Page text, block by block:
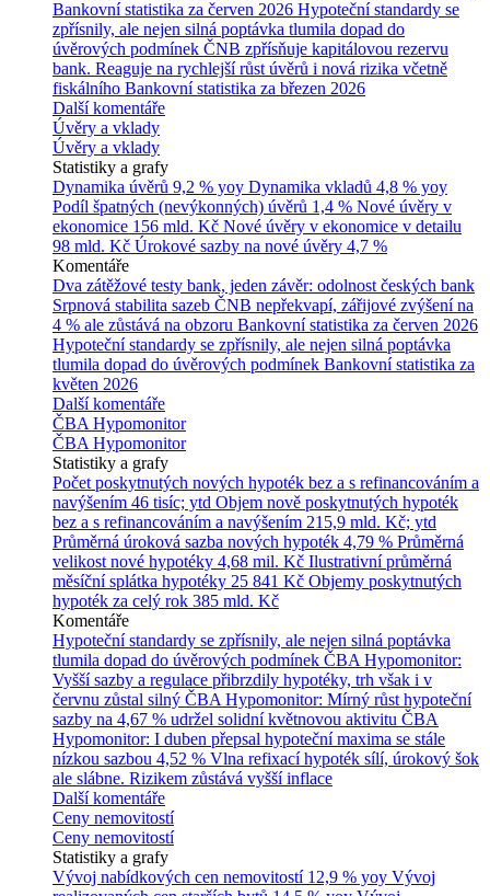
Bankovní statistika za červen 2026 Hypoteční standardy se
zpřísnily, ale nejen silná poptávka tlumila dopad do
úvěrových podmínek ČNB zpřísňuje kapitálovou rezervu
bank. Reaguje na rychlejší růst úvěrů i nová rizika včetně
fiskálního Bankovní statistika za březen 2026
Další komentáře
Úvěry a vklady
Úvěry a vklady
Statistiky a grafy
Dynamika úvěrů 9,2 % yoy Dynamika vkladů 4,8 % yoy
Podíl špatných (nevýkonných) úvěrů 1,4 % Nové úvěry v
ekonomice 156 mld. Kč Nové úvěry v ekonomice v detailu
98 mld. Kč Úrokové sazby na nové úvěry 4,7 %
Komentáře
Dva zátěžové testy bank, jeden závěr: odolnost českých bank
Srpnová stabilita sazeb ČNB nepřekvapí, zářijové zvýšení na
4 % ale zůstává na obzoru Bankovní statistika za červen 2026
Hypoteční standardy se zpřísnily, ale nejen silná poptávka
tlumila dopad do úvěrových podmínek Bankovní statistika za
květen 2026
Další komentáře
ČBA Hypomonitor
ČBA Hypomonitor
Statistiky a grafy
Počet poskytnutých nových hypoték bez a s refinancováním a
navýšením 46 tisíc; ytd Objem nově poskytnutých hypoték
bez a s refinancováním a navýšením 215,9 mld. Kč; ytd
Průměrná úroková sazba nových hypoték 4,79 % Průměrná
velikost nové hypotéky 4,68 mil. Kč Ilustrativní průměrná
měsíční splátka hypotéky 25 841 Kč Objemy poskytnutých
hypoték za celý rok 385 mld. Kč
Komentáře
Hypoteční standardy se zpřísnily, ale nejen silná poptávka
tlumila dopad do úvěrových podmínek ČBA Hypomonitor:
Vyšší sazby a regulace přibrzdily hypotéky, trh však i v
červnu zůstal silný ČBA Hypomonitor: Mírný růst hypoteční
sazby na 4,67 % udržel solidní květnovou aktivitu ČBA
Hypomonitor: I duben přepsal hypoteční maxima se stále
nízkou sazbou 4,52 % Vlna refixací hypoték sílí, úrokový šok
ale slábne. Rizikem zůstává vyšší inflace
Další komentáře
Ceny nemovitostí
Ceny nemovitostí
Statistiky a grafy
Vývoj nabídkových cen nemovitostí 12,9 % yoy Vývoj